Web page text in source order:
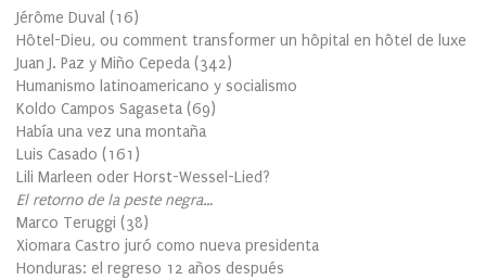
Jérôme Duval (16)
Hôtel-Dieu, ou comment transformer un hôpital en hôtel de luxe
Juan J. Paz y Miño Cepeda (342)
Humanismo latinoamericano y socialismo
Koldo Campos Sagaseta (69)
Había una vez una montaña
Luis Casado (161 )
Lili Marleen oder Horst-Wessel-Lied?
El retorno de la peste negra…
Marco Teruggi (38)
Xiomara Castro juró como nueva presidenta
Honduras: el regreso 12 años después